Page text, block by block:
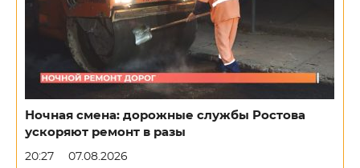
Ночная смена: дорожные службы Ростова
ускоряют ремонт в разы
20:27 07.08.2026